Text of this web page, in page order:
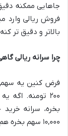
جاهایی ممکنه
فروش ریالی وارد
بالاتر و دقیق تر
چرا سرانه ریالی
۱۰,۰۰۰ سهم بخره هم سرانه خرید حجمیش میشه ۱۰,۰۰۰.